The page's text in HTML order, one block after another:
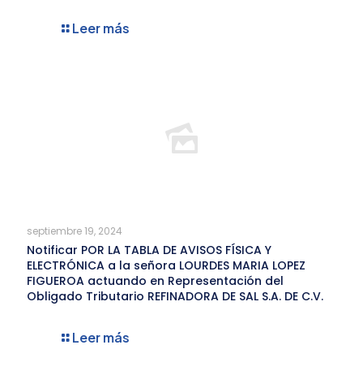
Leer más
septiembre 19, 2024
Notificar POR LA TABLA DE AVISOS FÍSICA Y
ELECTRÓNICA a la señora LOURDES MARIA LOPEZ
FIGUEROA actuando en Representación del
Obligado Tributario REFINADORA DE SAL S.A. DE C.V.
Leer más